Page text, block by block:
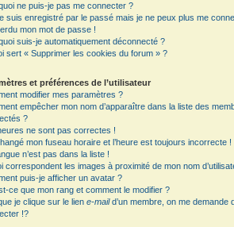
ne puis-je pas me connecter ?
suis enregistré par le passé mais je ne peux plus me
mon mot de passe !
suis-je automatiquement déconnecté ?
sert « Supprimer les cookies du forum » ?
et préférences de l’utilisateur
modifier mes paramètres ?
empêcher mon nom d’apparaître dans la liste des
?
ne sont pas correctes !
mon fuseau horaire et l’heure est toujours incorrecte !
n’est pas dans la liste !
correspondent les images à proximité de mon nom
puis-je afficher un avatar ?
ce que mon rang et comment le modifier ?
je clique sur le lien e-maild’un membre, on me demande
!?